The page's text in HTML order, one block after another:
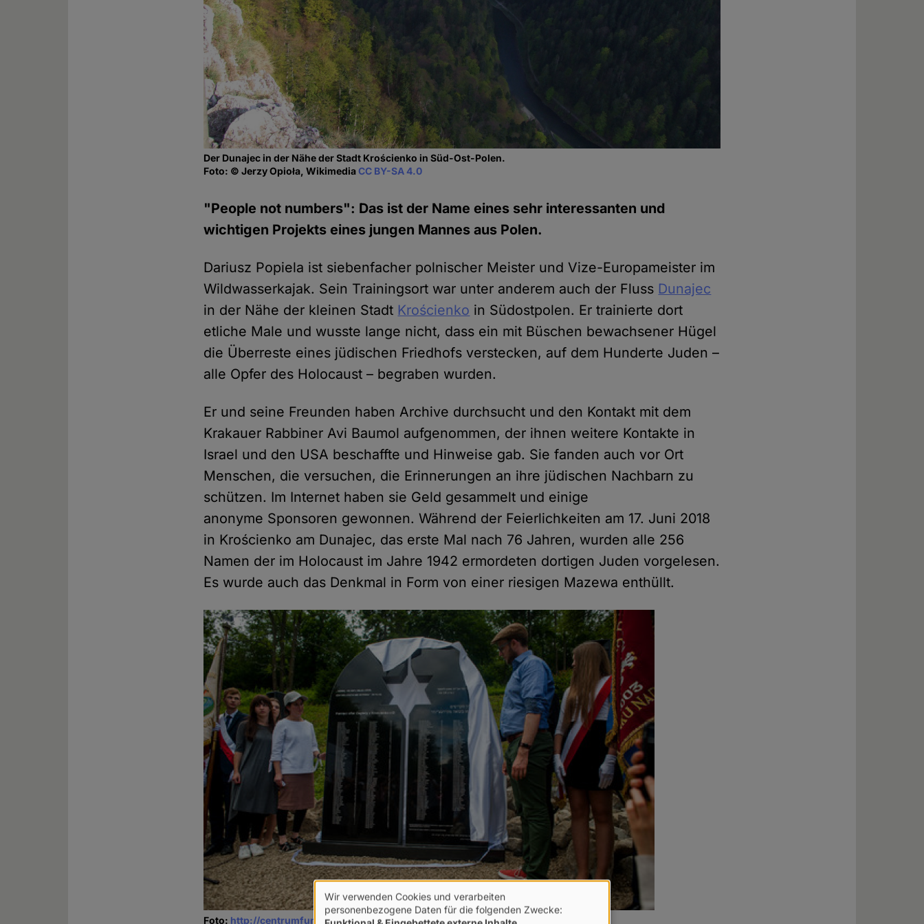
Der Dunajec in der Nähe der Stadt Krościenko in Süd-Ost-Polen.
Foto: © Jerzy Opioła, WikimediaCC BY-SA 4.0
"People not numbers": Das ist der Name eines sehr interessanten und
wichtigen Projekts eines jungen Mannes aus Polen.
Dariusz Popiela ist siebenfacher polnischer Meister und Vize-Europameister im
Wildwasserkajak. Sein Trainingsort war unter anderem auch der Fluss Dunajec
in der Nähe der kleinen Stadt Krościenko in Südostpolen. Er trainierte dort
etliche Male und wusste lange nicht, dass ein mit Büschen bewachsener Hügel
die Überreste eines jüdischen Friedhofs verstecken, auf dem Hunderte Juden –
alle Opfer des Holocaust – begraben wurden.
Er und seine Freunden haben Archive durchsucht und den Kontakt mit dem
Krakauer Rabbiner Avi Baumol aufgenommen, der ihnen weitere Kontakte in
Israel und den USA beschaffte und Hinweise gab. Sie fanden auch vor Ort
Menschen, die versuchen, die Erinnerungen an ihre jüdischen Nachbarn zu
schützen. Im Internet haben sie Geld gesammelt und einige
anonyme Sponsoren gewonnen. Während der Feierlichkeiten am 17. Juni 2018
in Krościenko am Dunajec, das erste Mal nach 76 Jahren, wurden alle 256
Namen der im Holocaust im Jahre 1942 ermordeten dortigen Juden vorgelesen.
Es wurde auch das Denkmal in Form von einer riesigen Mazewa enthüllt.
Foto: http://centrumfundacja.pl/kroscienko
Verwendung
Wir verwenden Cookies und verarbeiten
personenbezogene Daten für die folgenden Zwecke: